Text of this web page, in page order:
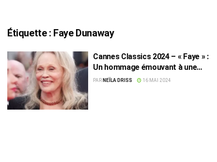
Étiquette : Faye Dunaway
Cannes Classics 2024 – « Faye » :
Un hommage émouvant à une
icône du cinéma
PAR NEÏLA DRISS 16 MAI 2024